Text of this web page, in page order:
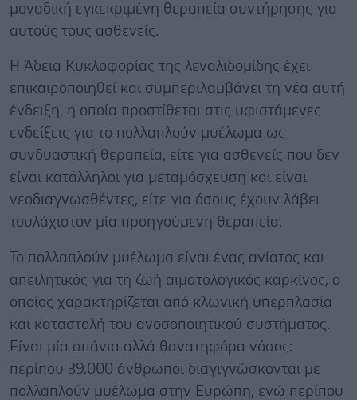
μοναδική εγκεκριμένη θεραπεία συντήρησης για
αυτούς τους ασθενείς.
Η Άδεια Κυκλοφορίας της λεναλιδομίδης έχει
επικαιροποιηθεί και συμπεριλαμβάνει τη νέα αυτή
ένδειξη, η οποία προστίθεται στις υφιστάμενες
ενδείξεις για το πολλαπλούν μυέλωμα ως
συνδυαστική θεραπεία, είτε για ασθενείς που δεν
είναι κατάλληλοι για μεταμόσχευση και είναι
νεοδιαγνωσθέντες, είτε για όσους έχουν λάβει
τουλάχιστον μία προηγούμενη θεραπεία.
Το πολλαπλούν μυέλωμα είναι ένας ανίατος και
απειλητικός για τη ζωή αιματολογικός καρκίνος, ο
οποίος χαρακτηρίζεται από κλωνική υπερπλασία
και καταστολή του ανοσοποιητικού συστήματος.
Είναι μία σπάνια αλλά θανατηφόρα νόσος:
περίπου 39.000 άνθρωποι διαγιγνώσκονται με
πολλαπλούν μυέλωμα στην Ευρώπη, ενώ περίπου